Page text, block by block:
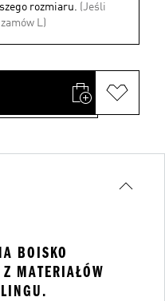
rozmiaru. (Jeśli
L)
BOISKO
MATERIAŁÓW